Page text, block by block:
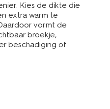
Kies de dikte die
extra warm te
vormt de
broekje,
beschadiging of